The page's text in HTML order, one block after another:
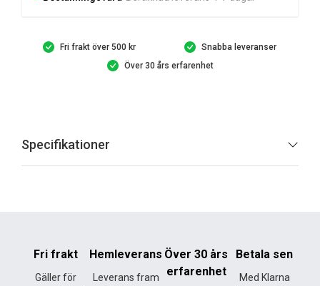
Fri frakt över 500 kr
Snabba leveranser
Över 30 års erfarenhet
Specifikationer
Fri frakt
Gäller för
Hemleverans
Leverans fram
Över 30 års
erfarenhet
Betala sen
Med Klarna